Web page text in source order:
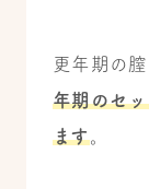
更年期の
年期のセ
ます。